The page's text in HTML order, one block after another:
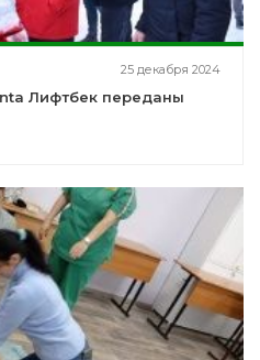
25 декабря 2024
Лифтбек переданы